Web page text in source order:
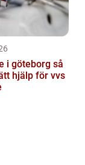
göteborg så
hjälp för vvs